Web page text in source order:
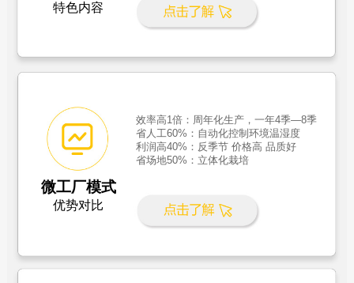
特色内容
微工厂模式
优势对比
效率高1倍：周年化生产，一年4季—8季
省人工60%：自动化控制环境温湿度
利润高40%：反季节 价格高 品质好
省场地50%：立体化栽培